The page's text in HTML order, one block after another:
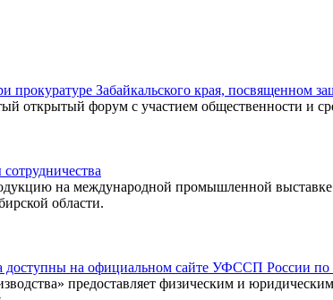
Забайкальского края, посвященном
открытый форум с участием общественности и
на международной промышленной
области.
доступны на официальном сайте УФССП России по
предоставляет физическим и